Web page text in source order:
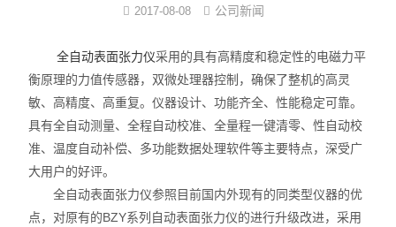
界面弹性系数仪
表面清洁度分析仪
位移及其控制系统
光谱色谱分析仪器
TOF相机（Time of Flight）
2017-08-08 公司新闻
全自动表面张力仪采用的具有高精度和稳定性的电磁力平
衡原理的力值传感器，双微处理器控制，确保了整机的高灵
敏、高精度、高重复。仪器设计、功能齐全、性能稳定可靠。
具有全自动测量、全程自动校准、全量程一键清零、性自动校
准、温度自动补偿、多功能数据处理软件等主要特点，深受广
大用户的好评。
全自动表面张力仪参照目前国内外现有的同类型仪器的优
点，对原有的BZY系列自动表面张力仪的进行升级改进，采用